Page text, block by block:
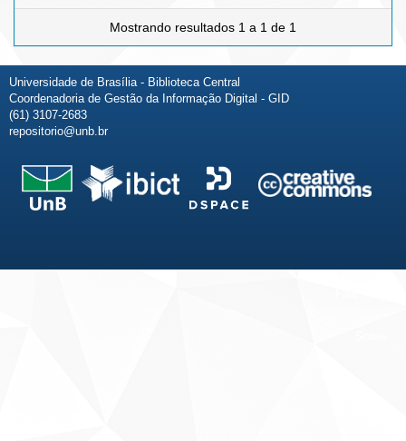
Mostrando resultados 1 a 1 de 1
Universidade de Brasília - Biblioteca Central
Coordenadoria de Gestão da Informação Digital - GID
(61) 3107-2683
repositorio@unb.br